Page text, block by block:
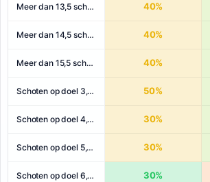
Meer dan 13,5 schoten 40%
Meer dan 14,5 schoten 40%
Meer dan 15,5 schoten 40%
Schoten op doel 3,5+ 50%
Schoten op doel 4,5+ 30%
Schoten op doel 5,5+ 30%
Schoten op doel 6,5+ 30%